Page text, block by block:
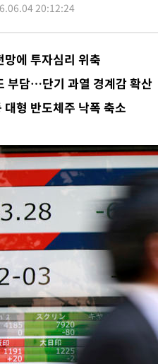
해안 최대 150㎜ 비
0.6% 나스닥 1.3%↑
의 근접…美 배상 선행돼야"
인천 순회경선…박선원·최민희·서미
·인천 당원투표…金 47.75%·鄭
주·인천 권리당원 투표 김민석 승리
해안 시간당 30㎜ '강한 비'[내일날
원하는 마음 느꼈고, 많은 트로피 원해
동해안 일부 지역엔 호의주의보
…누적 환자 3000명 돌파
탄…도로 잠기고 담벼락 붕괴
9뿌리 발견…감정가 1.3억원
60대, 닷새 만에 숨진 채 발견
서 '홈팀' 일본과 한일전
전복…1명 사망·1명 실종
최고 35도' 무더위, 열대야 계속[다
20:12:24
에 투자심리 위축
부담…단기 과열 경계감 확산
형 반도체주 낙폭 축소